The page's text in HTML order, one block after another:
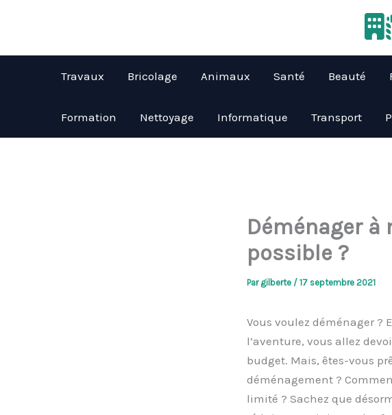
Travaux Bricolage Animaux Santé Beauté
Formation Nettoyage Informatique Transport
Déménager
possible ?
Par gilberte / 17 septembre 2021
Vous voulez déménager ?
l’aventure, vous allez
budget. Mais, êtes-vous
déménagement ?
limité ? Sachez que